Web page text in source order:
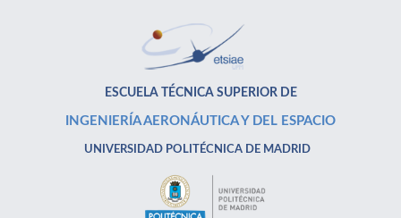
ESCUELA TÉCNICA SUPERIOR DE
INGENIERÍA AERONÁUTICA Y DEL ESPACIO
UNIVERSIDAD POLITÉCNICA DE MADRID